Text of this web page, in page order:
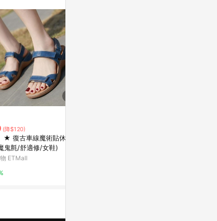
標示為
，恕無法
請依點數
(降$120)
★ 復古車線魔術貼休閒
鬼氈/舒適修/女鞋)
ETMall